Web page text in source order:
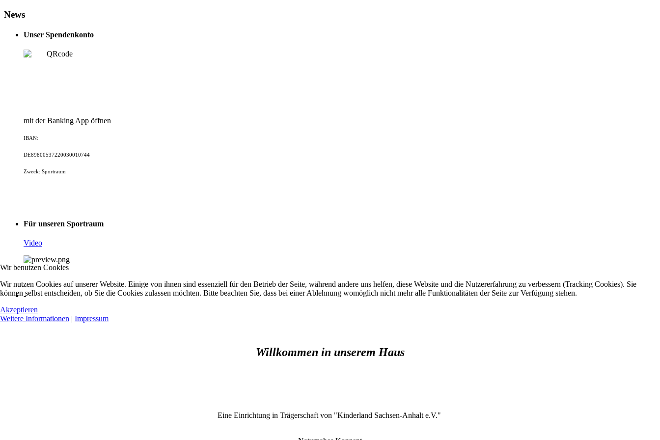
News
Unser Spendenkonto
mit der Banking App öffnen
IBAN:
DE89800537220030010744
Zweck: Sportraum
Für unseren Sportraum
Video
-
Willkommen in unserem Haus
Eine Einrichtung in Trägerschaft von "Kinderland Sachsen-Anhalt e.V."
Wir benutzen Cookies
Wir nutzen Cookies auf unserer Website. Einige von ihnen sind essenziell für den Betrieb der Seite, während andere uns helfen, diese Website und die Nutzererfahrung zu verbessern (Tracking Cookies). Sie
können selbst entscheiden, ob Sie die Cookies zulassen möchten. Bitte beachten Sie, dass bei einer Ablehnung womöglich nicht mehr alle Funktionalitäten der Seite zur Verfügung stehen.
Akzeptieren
Weitere Informationen | Impressum